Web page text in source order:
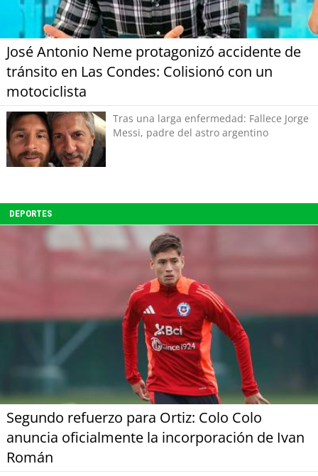
José Antonio Neme protagonizó accidente de
tránsito en Las Condes: Colisionó con un
motociclista
Tras una larga enfermedad: Fallece Jorge
Messi, padre del astro argentino
DEPORTES
Segundo refuerzo para Ortiz: Colo Colo
anuncia oficialmente la incorporación de Ivan
Román